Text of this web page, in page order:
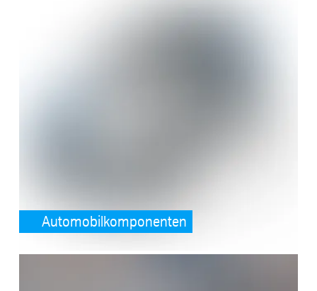
Automobilkomponenten